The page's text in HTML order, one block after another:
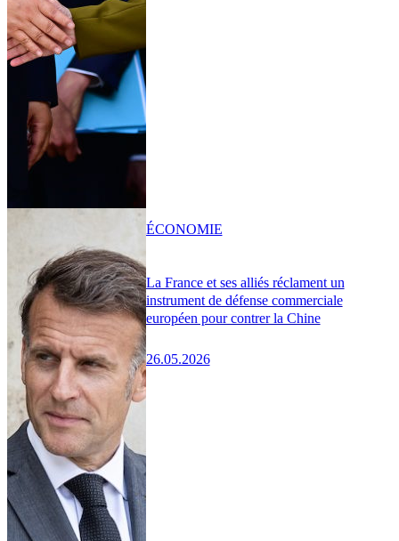
La France et ses alliés réclament un
instrument de défense commerciale
européen pour contrer la Chine
26.05.2026
ÉCONOMIE